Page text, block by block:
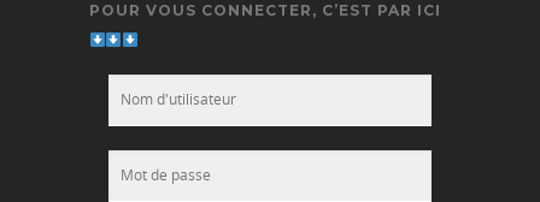
POUR VOUS CONNECTER, C’EST PAR ICI